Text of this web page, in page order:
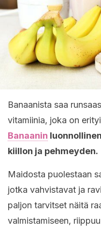
Banaanista saa
vitamiinia, joka on
Banaanin
kiillon ja pehmeyden.
Maidosta puolestaan
jotka vahvistavat ja
paljon tarvitset näitä
valmistamiseen,